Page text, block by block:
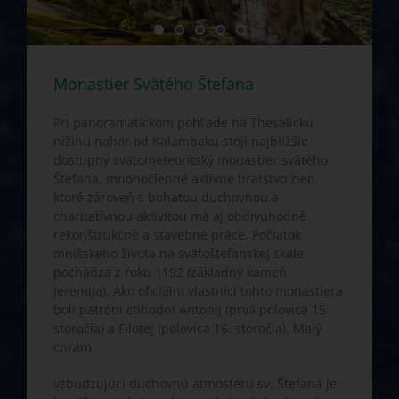
Monastier Svätého Štefana
Pri panoramatickom pohl’ade na Thesalickú
nížinu nahor od Kalambaku stojí najbližšie
dostupný svätometeoritský monastier svätého
Štefana, mnohočlenné aktívne bratstvo žien,
ktoré zároveň s bohatou duchovnou a
charitatívnou aktivitou má aj obdivuhodné
rekonštrukčné a stavebné práce. Počiatok
mníšskeho života na svätoštefanskej skale
pochádza z roku 1192 (základný kameň
Jeremija). Ako oficiálni vlastníci tohto monastiera
boli patróni ctihodni Antonij (prvá polovica 15.
storočia) a Filotej (polovica 16. storočia). Malý
chrám
vzbudzujúci duchovnú atmosféru sv. Štefana je